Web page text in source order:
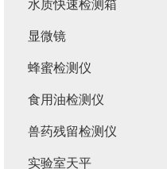
水质快速检测箱
显微镜
蜂蜜检测仪
食用油检测仪
兽药残留检测仪
实验室天平